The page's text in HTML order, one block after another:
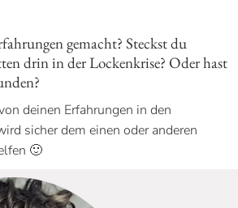
gemacht? Steckst du
drin in der Lockenkrise? Oder hast
deinen Erfahrungen in den
sicher dem einen oder anderen
🙂